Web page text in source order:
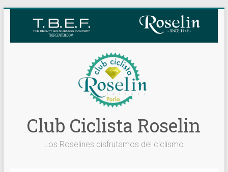
contenido
Club Ciclista Roselin
Los Roselines disfrutamos del ciclismo